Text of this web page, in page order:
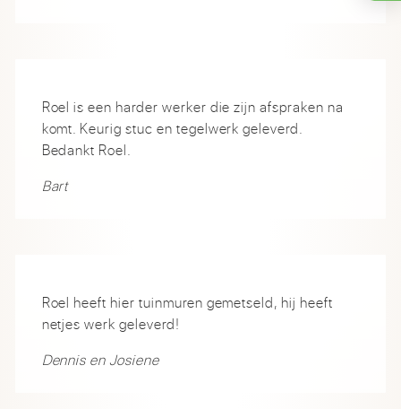
Roel is een harder werker die zijn afspraken na
komt. Keurig stuc en tegelwerk geleverd.
Bedankt Roel.
Bart
Roel heeft hier tuinmuren gemetseld, hij heeft
netjes werk geleverd!
Dennis en Josiene